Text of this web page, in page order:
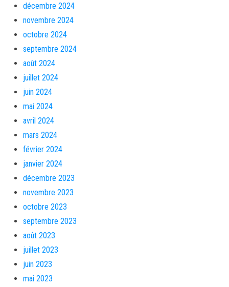
décembre 2024
novembre 2024
octobre 2024
septembre 2024
août 2024
juillet 2024
juin 2024
mai 2024
avril 2024
mars 2024
février 2024
janvier 2024
décembre 2023
novembre 2023
octobre 2023
septembre 2023
août 2023
juillet 2023
juin 2023
mai 2023